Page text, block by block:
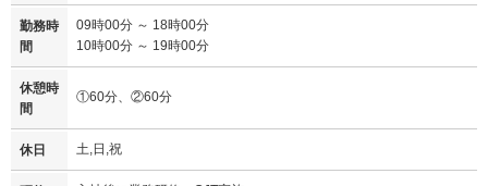
勤務時
間
09時00分 ～ 18時00分
10時00分 ～ 19時00分
休憩時
間
①60分、②60分
休日 土,日,祝